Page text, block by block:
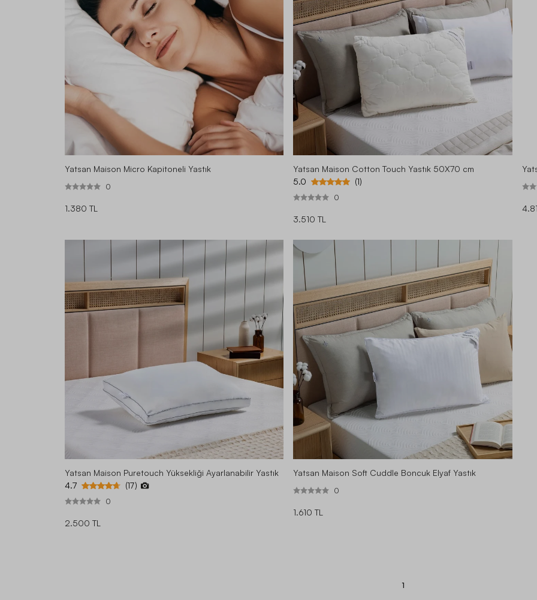
Yatsan Maison Micro Kapitoneli Yastık
0
1.380 TL
Yatsan Maison Cotton Touch Yastık 50X70 cm
5.0
(1)
0
3.510 TL
Yatsan Maison Puretouch Yüksekliği Ayarlanabilir Yastık
4.7
(17)
0
2.500 TL
Yatsan Maison Soft Cuddle Boncuk Elyaf Yastık
0
1.610 TL
1